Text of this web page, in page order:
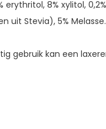
erythritol, 8% xylitol, 0,2%
uit Stevia), 5% Melasse.
gebruik kan een